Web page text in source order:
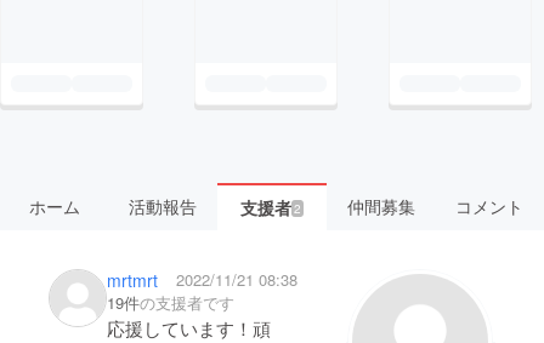
ホーム 活動報告 支援者 2 仲間募集 コメント
mrtmrt
2022/11/21 08:38
19件の支援者です
応援しています！頑